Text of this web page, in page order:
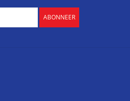
ABONNEER